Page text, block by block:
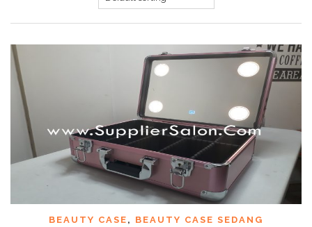
BEAUTY CASE , BEAUTY CASE SEDANG